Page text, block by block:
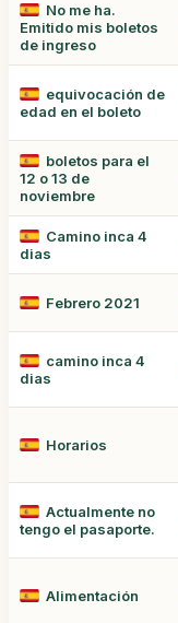
No me ha.
Emitido mis boletos
de ingreso
equivocación de
edad en el boleto
boletos para el
12 o 13 de
noviembre
Camino inca 4
dias
Febrero 2021
camino inca 4
dias
Horarios
Actualmente no
tengo el pasaporte.
Alimentación